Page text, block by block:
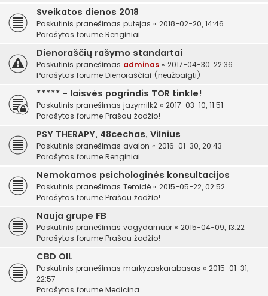
Sveikatos dienos 2018
Paskutinis pranešimas putejas « 2018-02-20, 14:46
Parašytas forume Renginiai
Dienoraščių rašymo standartai
Paskutinis pranešimas adminas « 2017-04-30, 22:36
Parašytas forume Dienoraščiai (neužbaigti)
***** - laisvės pogrindis TOR tinkle!
Paskutinis pranešimas jazymilk2 « 2017-03-10, 11:51
Parašytas forume Prašau žodžio!
PSY THERAPY, 48cechas, Vilnius
Paskutinis pranešimas avalon « 2016-01-30, 20:43
Parašytas forume Renginiai
Nemokamos psichologinės konsultacijos
Paskutinis pranešimas Temidė « 2015-05-22, 02:52
Parašytas forume Prašau žodžio!
Nauja grupe FB
Paskutinis pranešimas vagydarnuor « 2015-04-09, 13:22
Parašytas forume Prašau žodžio!
CBD OIL
Paskutinis pranešimas markyzaskarabasas « 2015-01-31,
22:57
Parašytas forume Medicina